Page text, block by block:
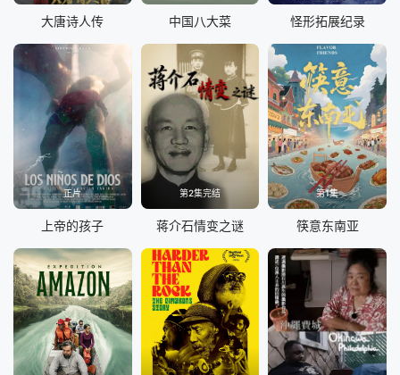
大唐诗人传 中国八大菜 怪形拓展纪录
正片
上帝的孩子
第2集完结
蒋介石情变之谜
第1集
筷意东南亚